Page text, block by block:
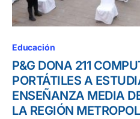
Educación
P&G DONA 211
PORTÁTILES A
ENSEÑANZA MEDIA
LA REGIÓN